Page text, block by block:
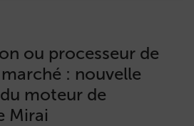
ou processeur de
: nouvelle
moteur de
Mirai